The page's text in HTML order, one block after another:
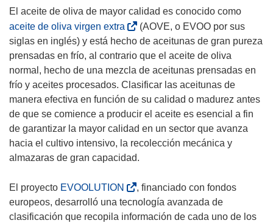
á
e
u
a
n
u
n
b
i
á
e
n
e
El aceite de oliva de mayor calidad es conocido como
aceite de oliva virgen extra
s
e
a
b
r
i
r
á
e
u
n
a
(AOVE, o EVOO por sus
siglas en inglés) y está hecho de aceitunas de gran pureza
prensadas en frío, al contrario que el aceite de oliva
normal, hecho de una mezcla de aceitunas prensadas en
frío y aceites procesados. Clasificar las aceitunas de
manera efectiva en función de su calidad o madurez antes
de que se comience a producir el aceite es esencial a fin
de garantizar la mayor calidad en un sector que avanza
hacia el cultivo intensivo, la recolección mecánica y
almazaras de gran capacidad.
El proyecto EVOOLUTION
s
e
, financiado con fondos
europeos, desarrolló una tecnología avanzada de
clasificación que recopila información de cada uno de los